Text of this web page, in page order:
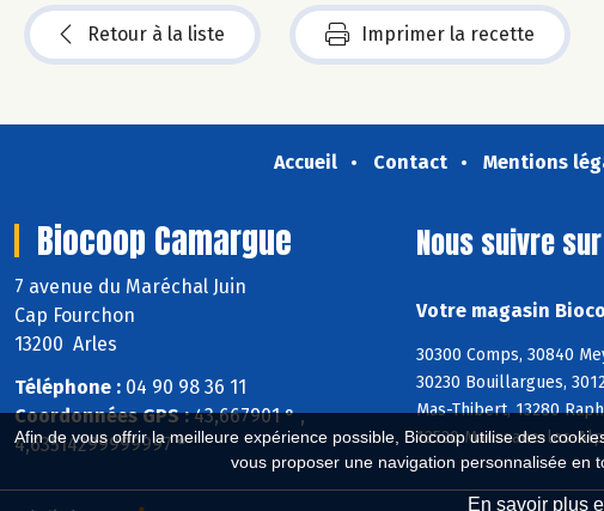
Afin de vous offrir la meilleure expérience possible, Biocoop utilise des
vous proposer une navigation personnalisée en
En savoir plus
Retour à la liste Imprimer la recette
Accueil Contact Mentions
Biocoop Camargue
7 avenue du Maréchal Juin
Cap Fourchon
13200 Arles
Téléphone : 04 90 98 36 11
Coordonnées GPS :43,667901 ° ,
4,63514299999997 °
Nous suivre sur
Votre magasin
30300 Comps, 30840
30230 Bouillargues,
Mas-Thibert, 13280
13520 Maussane-les-